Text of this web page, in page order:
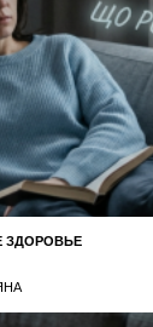
ЗДОРОВЬЕ